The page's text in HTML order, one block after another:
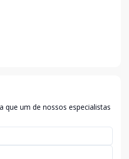
que um de nossos especialistas